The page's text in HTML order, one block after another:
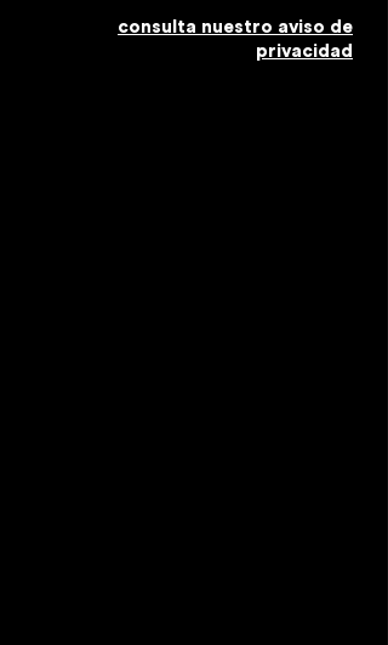
consulta nuestro aviso de
privacidad